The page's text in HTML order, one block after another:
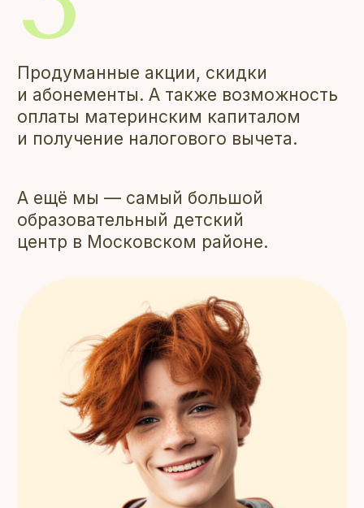
Интеллект
Движение